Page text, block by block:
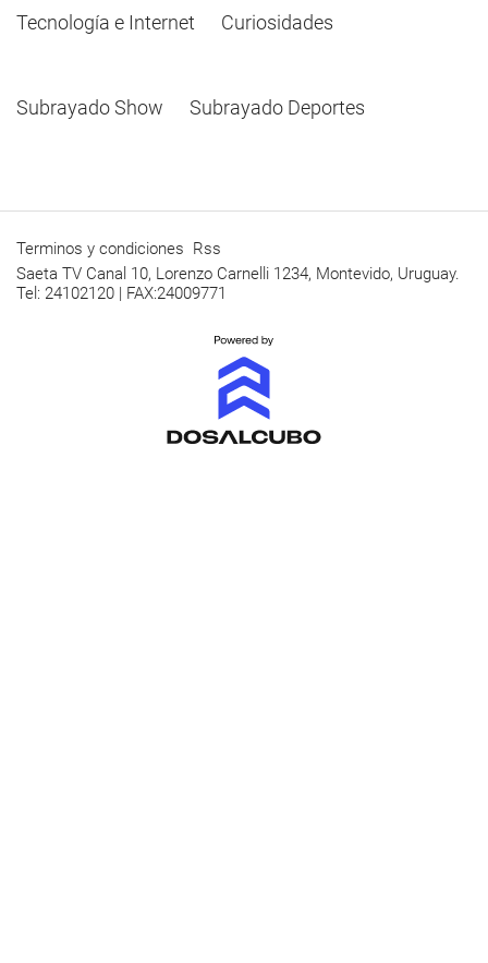
Tecnología e Internet
Curiosidades
Subrayado Show Subrayado Deportes
Terminos y condiciones Rss
Saeta TV Canal 10, Lorenzo Carnelli 1234, Montevido, Uruguay.
Tel: 24102120 | FAX:24009771